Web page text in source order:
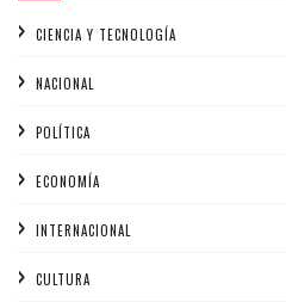
CIENCIA Y TECNOLOGÍA
NACIONAL
POLÍTICA
ECONOMÍA
INTERNACIONAL
CULTURA